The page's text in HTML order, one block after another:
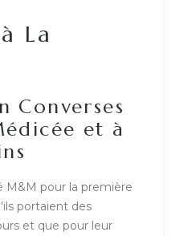
La
Converses
et à
M&M pour la première
portaient des
et que pour leur